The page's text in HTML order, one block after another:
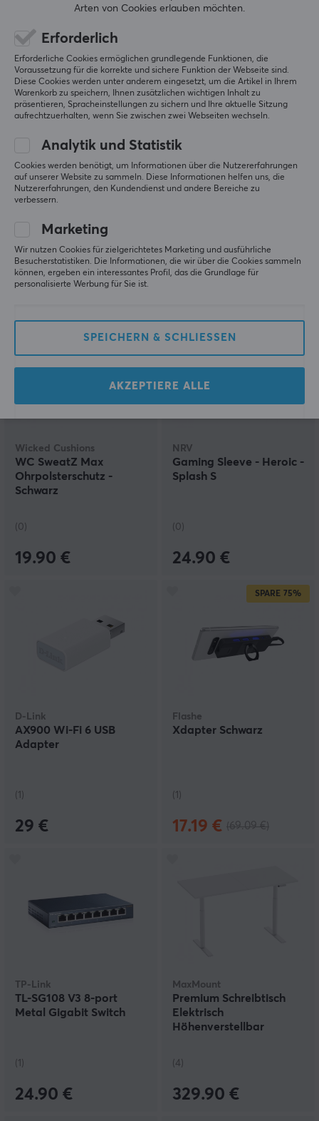
Corepad
Skatez PRO für Ajazz
(0)
9.49 €
SPARE
KBDfans
PBTfans Spark R2 - Mod
(2)
Wicked Cushions
WC SweatZ Max
Ohrpolsterschutz -
Schwarz
(0)
19.90 €
NRV
Gaming Sleeve - Heroic -
Splash S
(0)
24.90 €
D-Link
AX900 Wi-Fi 6 USB
Adapter
(1)
29 €
SPARE 75%
Flashe
Xdapter Schwarz
(1)
17.19 €
TP-Link
TL-SG108 V3 8-port
Metal Gigabit Switch
(1)
24.90 €
MaxMount
Premium Schreibtisch
Elektrisch
Höhenverstellbar
(4)
329.90 €
Arten von Cookies erlauben möchten.
Erforderlich
Erforderliche Cookies ermöglichen grundlegende Funktionen, die
Voraussetzung für die korrekte und sichere Funktion der Webseite sind.
Diese Cookies werden unter anderem eingesetzt, um die Artikel in Ihrem
Warenkorb zu speichern, Ihnen zusätzlichen wichtigen Inhalt zu
präsentieren, Spracheinstellungen zu sichern und Ihre aktuelle Sitzung
aufrechtzuerhalten, wenn Sie zwischen zwei Webseiten wechseln.
Analytik und Statistik
Cookies werden benötigt, um Informationen über die Nutzererfahrungen
auf unserer Website zu sammeln. Diese Informationen helfen uns, die
Nutzererfahrungen, den Kundendienst und andere Bereiche zu
verbessern.
Marketing
Wir nutzen Cookies für zielgerichtetes Marketing und ausführliche
Besucherstatistiken. Die Informationen, die wir über die Cookies sammeln
können, ergeben ein interessantes Profil, das die Grundlage für
personalisierte Werbung für Sie ist.
SPEICHERN & SCHLIESSEN
AKZEPTIERE ALLE